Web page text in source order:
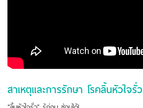
สาเหตุและการรักษา โรคลิ้นหัวใจรั่ว